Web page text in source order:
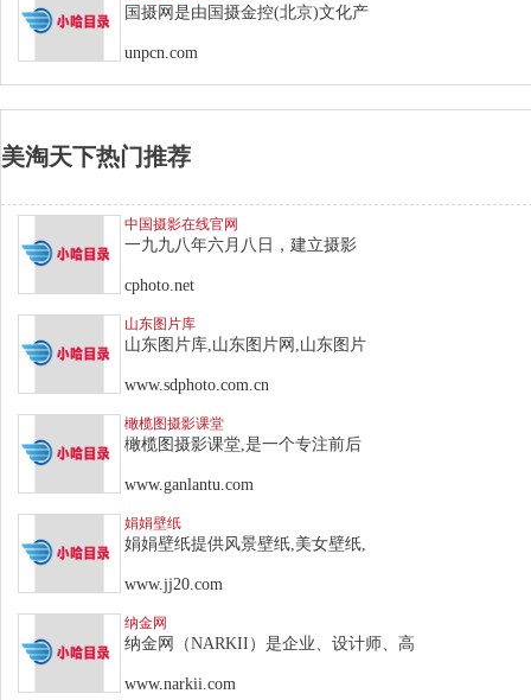
国摄网是由国摄金控(北京)文化产
unpcn.com
美淘天下热门推荐
中国摄影在线官网
一九九八年六月八日，建立摄影
cphoto.net
山东图片库
山东图片库,山东图片网,山东图片
www.sdphoto.com.cn
橄榄图摄影课堂
橄榄图摄影课堂,是一个专注前后
www.ganlantu.com
娟娟壁纸
娟娟壁纸提供风景壁纸,美女壁纸,
www.jj20.com
纳金网
纳金网（NARKII）是企业、设计师、高
www.narkii.com